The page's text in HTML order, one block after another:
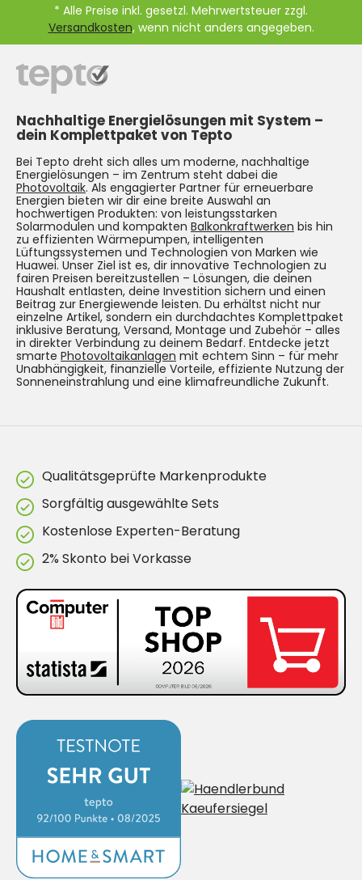
* Alle Preise inkl. gesetzl. Mehrwertsteuer zzgl.
Versandkosten, wenn nicht anders angegeben.
Nachhaltige Energielösungen mit System –
dein Komplettpaket von Tepto
Bei Tepto dreht sich alles um moderne, nachhaltige
Energielösungen – im Zentrum steht dabei die
Photovoltaik. Als engagierter Partner für erneuerbare
Energien bieten wir dir eine breite Auswahl an
hochwertigen Produkten: von leistungsstarken
Solarmodulen und kompakten Balkonkraftwerken bis hin
zu effizienten Wärmepumpen, intelligenten
Lüftungssystemen und Technologien von Marken wie
Huawei. Unser Ziel ist es, dir innovative Technologien zu
fairen Preisen bereitzustellen – Lösungen, die deinen
Haushalt entlasten, deine Investition sichern und einen
Beitrag zur Energiewende leisten. Du erhältst nicht nur
einzelne Artikel, sondern ein durchdachtes Komplettpaket
inklusive Beratung, Versand, Montage und Zubehör – alles
in direkter Verbindung zu deinem Bedarf. Entdecke jetzt
smarte Photovoltaikanlagen mit echtem Sinn – für mehr
Unabhängigkeit, finanzielle Vorteile, effiziente Nutzung der
Sonneneinstrahlung und eine klimafreundliche Zukunft.
Qualitätsgeprüfte Markenprodukte
Sorgfältig ausgewählte Sets
Kostenlose Experten-Beratung
2% Skonto bei Vorkasse